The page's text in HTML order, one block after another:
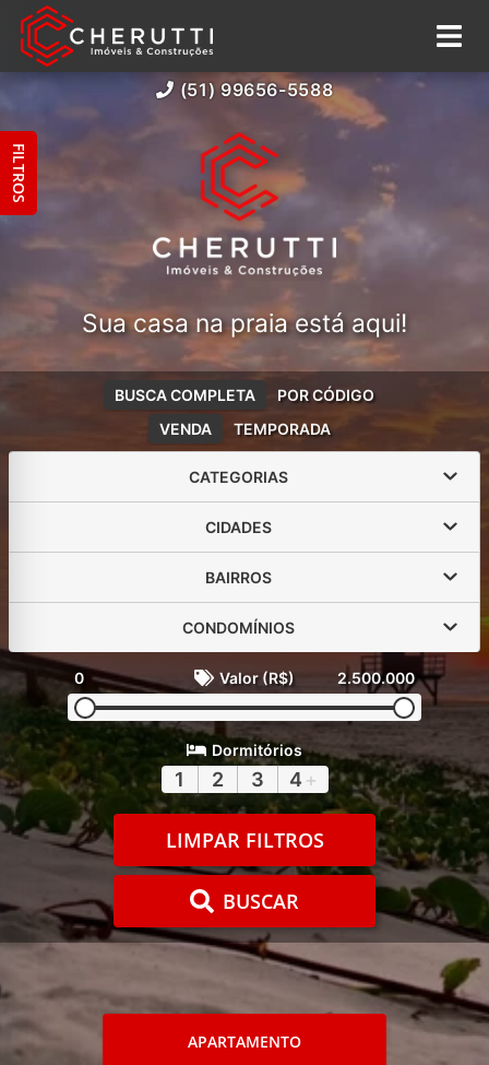
(51) 99656-5588
Sua casa na praia está aqui!
VENDA TEMPORADA
BUSCA COMPLETA POR CÓDIGO
CATEGORIAS
CIDADES
BAIRROS
CONDOMÍNIOS
0 Valor (R$) 2.500.000
Dormitórios
1 2 3 4 +
LIMPAR FILTROS
BUSCAR
APARTAMENTO
FILTROS